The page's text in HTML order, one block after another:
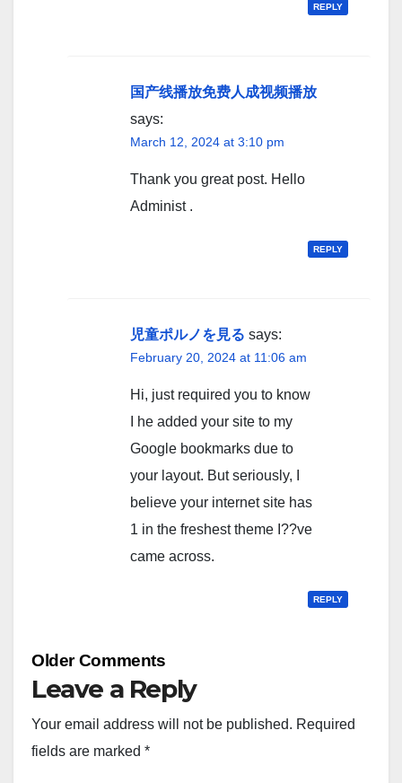
REPLY
国产线播放免费人成视频播放
says:
March 12, 2024 at 3:10 pm
Thank you great post. Hello
Administ .
REPLY
児童ポルノを見る says:
February 20, 2024 at 11:06 am
Hi, just required you to know
I he added your site to my
Google bookmarks due to
your layout. But seriously, I
believe your internet site has
1 in the freshest theme I??ve
came across.
REPLY
Comment
Older Comments
Leave a Reply
Your email address will not be published. Required
fields are marked *